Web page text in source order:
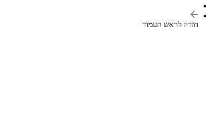
חזרה לראש העמוד